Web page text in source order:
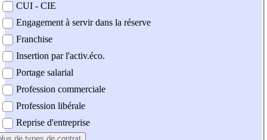
CUI - CIE
Engagement à servir dans la réserve
Franchise
Insertion par l'activ.éco.
Portage salarial
Profession commerciale
Profession libérale
Reprise d'entreprise